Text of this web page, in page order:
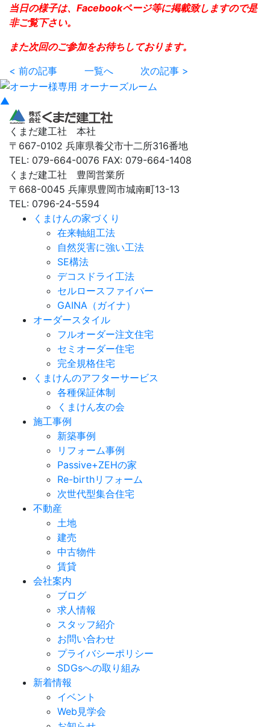
当日の様子は、Facebookページ等に掲載致しますので是
非ご覧下さい。
また次回のご参加をお待ちしております。
< 前の記事
一覧へ 次の記事 >
▲
くまだ建工社 本社
〒667-0102 兵庫県養父市十二所316番地
TEL: 079-664-0076 FAX: 079-664-1408
くまだ建工社 豊岡営業所
〒668-0045 兵庫県豊岡市城南町13-13
TEL: 0796-24-5594
くまけんの家づくり
在来軸組工法
自然災害に強い工法
SE構法
デコスドライ工法
セルロースファイバー
GAINA（ガイナ）
オーダースタイル
フルオーダー注文住宅
セミオーダー住宅
完全規格住宅
くまけんのアフターサービス
各種保証体制
くまけん友の会
施工事例
新築事例
リフォーム事例
Passive+ZEHの家
Re-birthリフォーム
次世代型集合住宅
不動産
土地
建売
中古物件
賃貸
会社案内
ブログ
求人情報
スタッフ紹介
お問い合わせ
プライバシーポリシー
SDGsへの取り組み
新着情報
イベント
Web見学会